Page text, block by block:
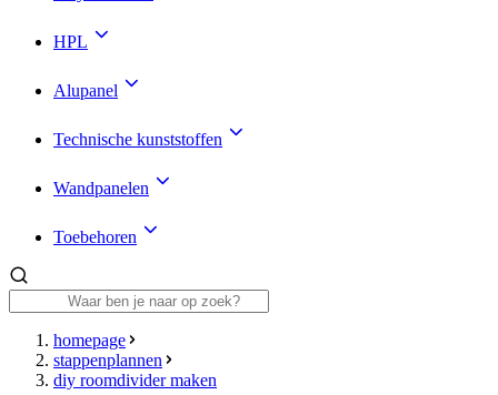
HPL
Alupanel
Technische kunststoffen
Wandpanelen
Toebehoren
homepage
stappenplannen
diy roomdivider maken